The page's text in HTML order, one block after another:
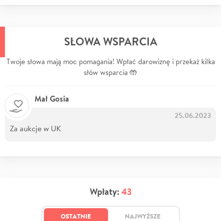
SŁOWA WSPARCIA
Twoje słowa mają moc pomagania! Wpłać darowiznę i przekaż kilka
słów wsparcia 🤲
Mał Gosia
25.06.2023
Za aukcje w UK
Wpłaty: 43
OSTATNIE NAJWYŻSZE